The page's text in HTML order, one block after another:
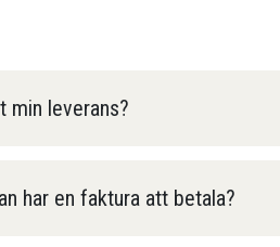
min leverans?
har en faktura att betala?